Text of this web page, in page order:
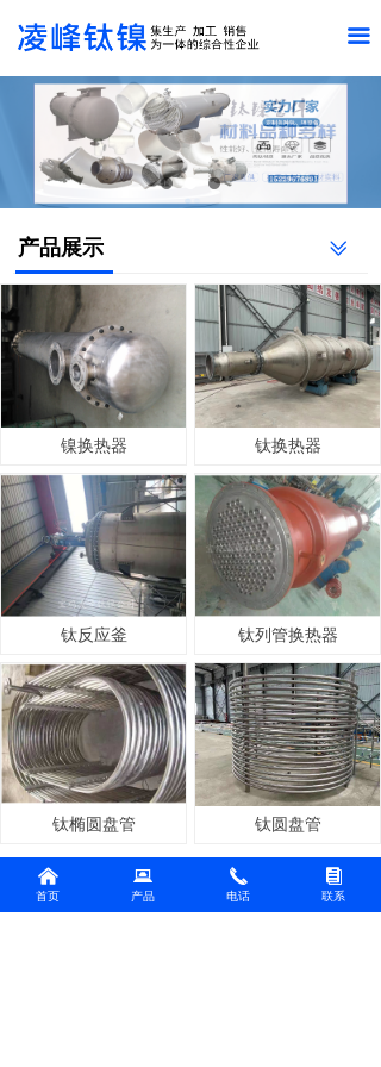
끀
产品展示 ꅂ
镍换热器 钛换热器
钛反应釜 钛列管换热器
钛椭圆盘管 钛圆盘管
上一页 下一页
낀
首页
뀵
产品
끅
电话
뀴
联系